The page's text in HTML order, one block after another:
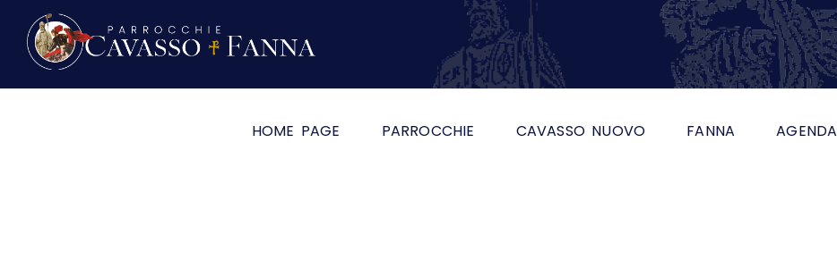
HOME PAGE PARROCCHIE CAVASSO NUOVO FANNA AGENDA